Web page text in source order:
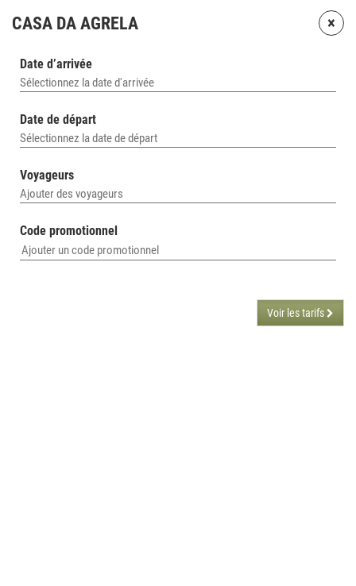
×
CASA DA AGRELA
Date d’arrivée
Sélectionnez la date d'arrivée
Date de départ
Sélectionnez la date de départ
Voyageurs
Ajouter des voyageurs
Code promotionnel
Voir les tarifs